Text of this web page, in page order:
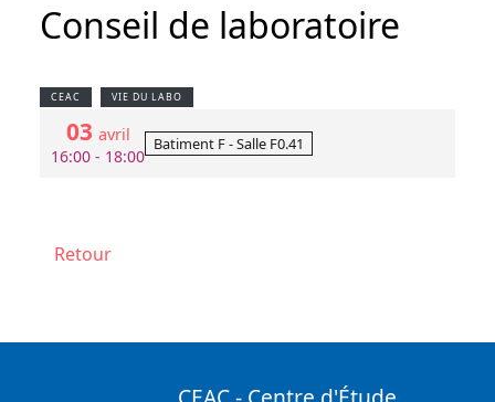
Conseil de laboratoire
CEAC VIE DU LABO
03 avril
16:00 - 18:00
Batiment F - Salle F0.41
Retour